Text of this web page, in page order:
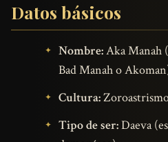
Datos básicos
Nombre:Aka Manah
Bad Manah o
Cultura:
Tipo de ser:Daeva